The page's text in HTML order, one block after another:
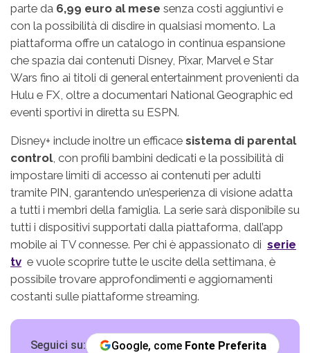
parte da 6,99 euro al mese senza costi aggiuntivi e
con la possibilità di disdire in qualsiasi momento. La
piattaforma offre un catalogo in continua espansione
che spazia dai contenuti Disney, Pixar, Marvel e Star
Wars fino ai titoli di general entertainment provenienti da
Hulu e FX, oltre a documentari National Geographic ed
eventi sportivi in diretta su ESPN.
Disney+ include inoltre un efficace sistema di parental
control, con profili bambini dedicati e la possibilità di
impostare limiti di accesso ai contenuti per adulti
tramite PIN, garantendo un’esperienza di visione adatta
a tutti i membri della famiglia. La serie sarà disponibile su
tutti i dispositivi supportati dalla piattaforma, dall’app
mobile ai TV connesse. Per chi è appassionato di serie
tv e vuole scoprire tutte le uscite della settimana, è
possibile trovare approfondimenti e aggiornamenti
costanti sulle piattaforme streaming.
Seguici su: Google, come Fonte Preferita